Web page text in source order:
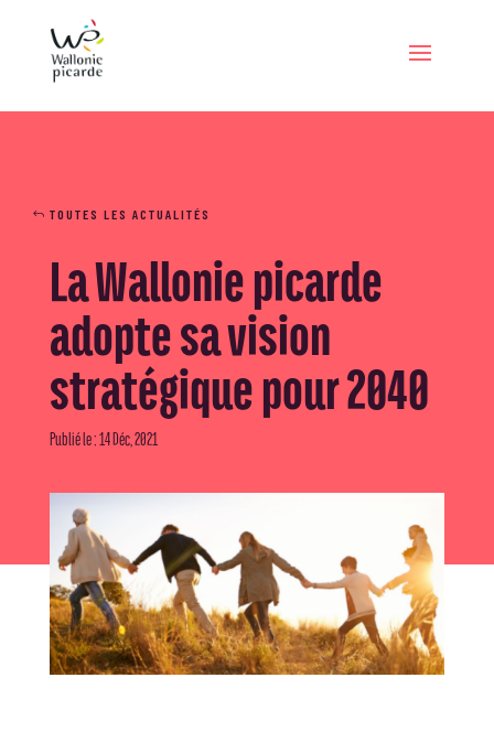
TOUTES LES ACTUALITÉS
La Wallonie picarde
adopte sa vision
stratégique pour 2040
Publié le : 14 Déc, 2021